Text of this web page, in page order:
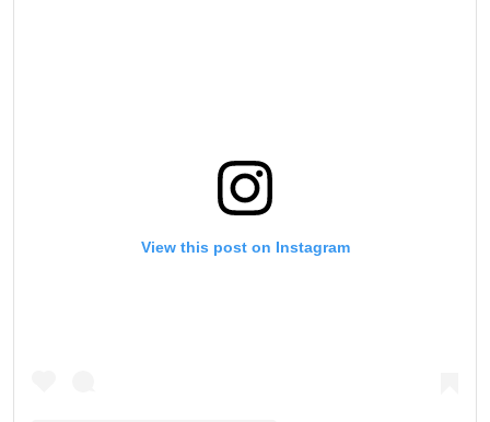
View this post on Instagram